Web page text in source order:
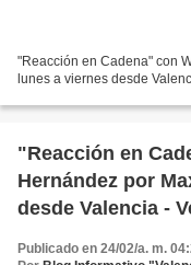
"Reacción en Cadena" con
lunes a viernes desde
"Reacción en
Hernández por
desde Valencia -
Publicado en 24/02/a. m.